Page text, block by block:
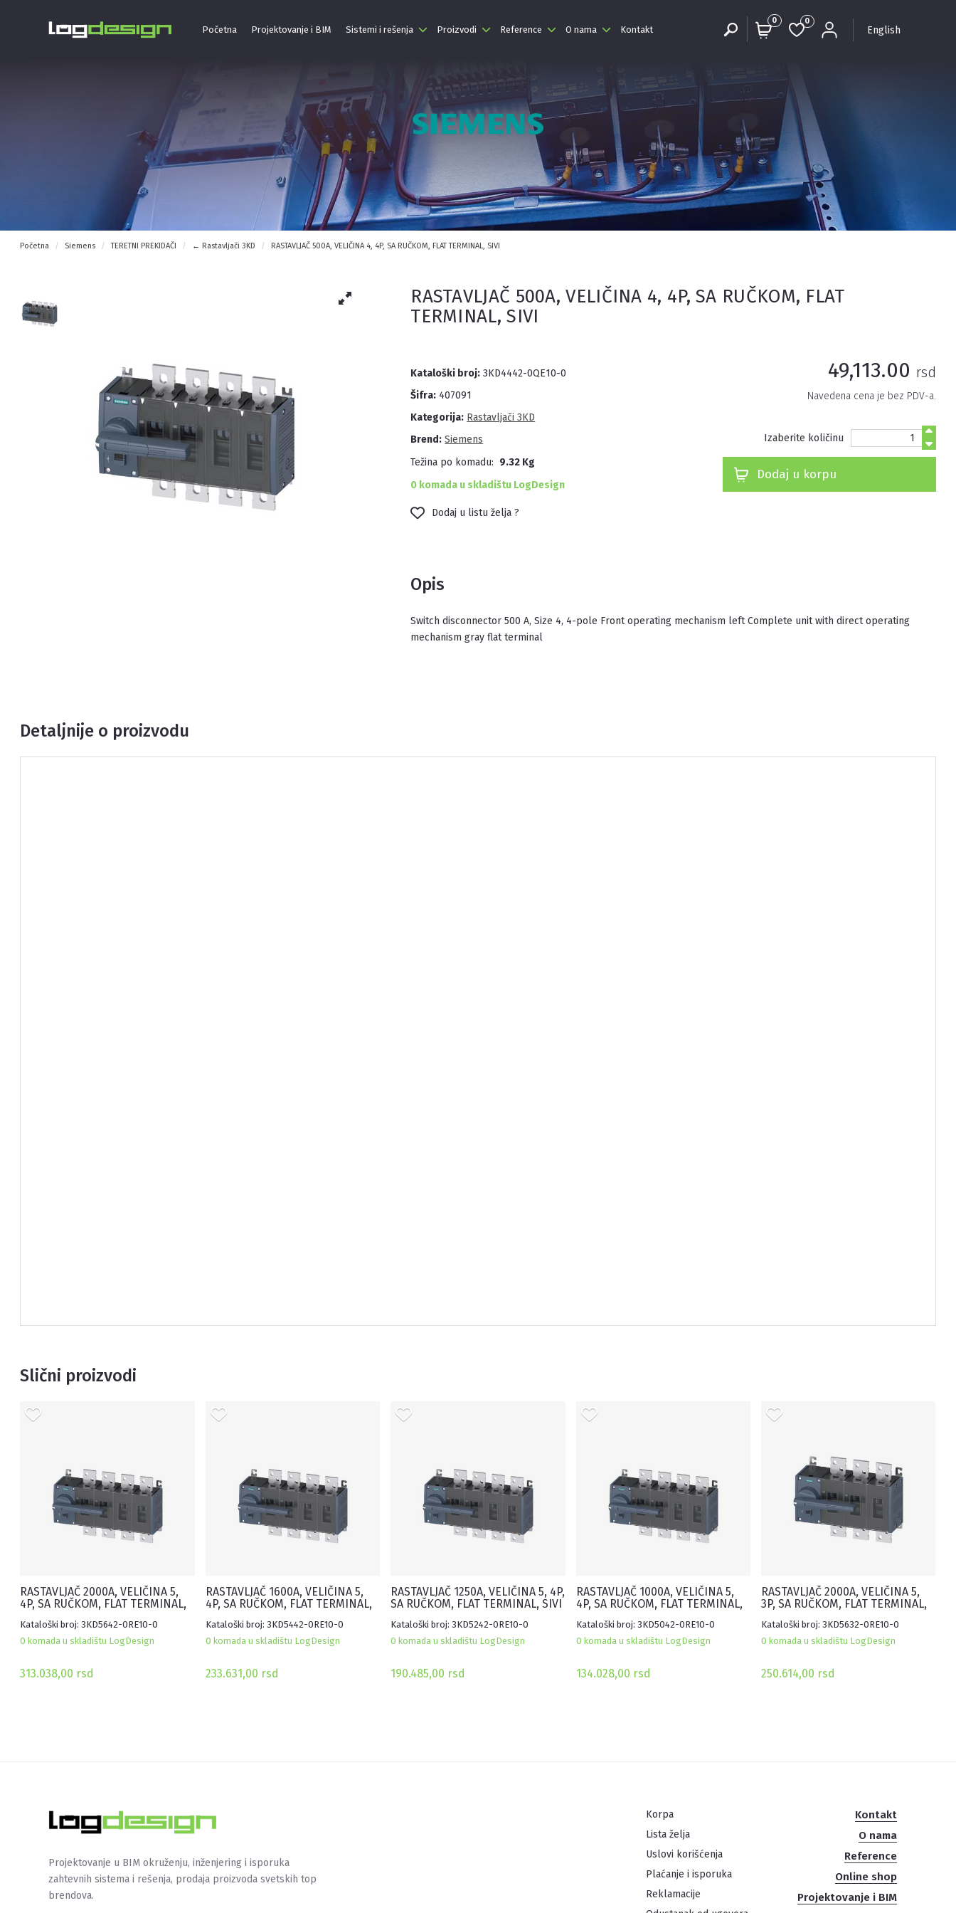
Početna Projektovanje i BIM Sistemi i rešenja Proizvodi Reference O nama Kontakt
0 0
English
Početna Siemens TERETNI PREKIDAČI ← Rastavljači 3KD RASTAVLJAČ 500A, VELIČINA 4, 4P, SA RUČKOM, FLAT TERMINAL, SIVI
RASTAVLJAČ 500A, VELIČINA 4, 4P, SA RUČKOM, FLAT
TERMINAL, SIVI
Kataloški broj: 3KD4442-0QE10-0
Šifra: 407091
Kategorija: Rastavljači 3KD
Brend: Siemens
Težina po komadu: 9.32 Kg
0 komada u skladištu LogDesign
Dodaj u listu želja ?
49,113.00 rsd
Navedena cena je bez PDV-a.
Izaberite količinu
Dodaj u korpu
Opis
Switch disconnector 500 A, Size 4, 4-pole Front operating mechanism left Complete unit with direct operating
mechanism gray flat terminal
Detaljnije o proizvodu
Slični proizvodi
RASTAVLJAČ 2000A, VELIČINA 5,
4P, SA RUČKOM, FLAT TERMINAL,
Kataloški broj: 3KD5642-0RE10-0
0 komada u skladištu LogDesign
313.038,00 rsd
RASTAVLJAČ 1600A, VELIČINA 5,
4P, SA RUČKOM, FLAT TERMINAL,
Kataloški broj: 3KD5442-0RE10-0
0 komada u skladištu LogDesign
233.631,00 rsd
RASTAVLJAČ 1250A, VELIČINA 5, 4P,
SA RUČKOM, FLAT TERMINAL, SIVI
Kataloški broj: 3KD5242-0RE10-0
0 komada u skladištu LogDesign
190.485,00 rsd
RASTAVLJAČ 1000A, VELIČINA 5,
4P, SA RUČKOM, FLAT TERMINAL,
Kataloški broj: 3KD5042-0RE10-0
0 komada u skladištu LogDesign
134.028,00 rsd
RASTAVLJAČ 2000A, VELIČINA 5,
3P, SA RUČKOM, FLAT TERMINAL,
Kataloški broj: 3KD5632-0RE10-0
0 komada u skladištu LogDesign
250.614,00 rsd
Projektovanje u BIM okruženju, inženjering i isporuka
zahtevnih sistema i rešenja, prodaja proizvoda svetskih top
brendova.
Korpa
Lista želja
Uslovi korišćenja
Plaćanje i isporuka
Reklamacije
Kontakt
O nama
Reference
Online shop
Projektovanje i BIM